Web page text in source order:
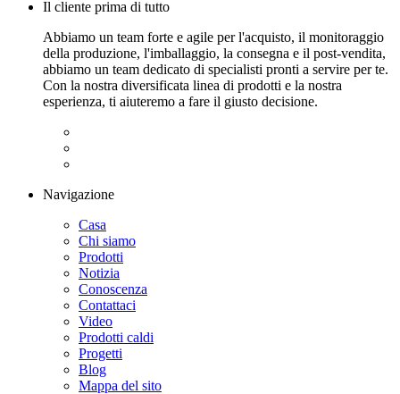
Il cliente prima di tutto
Abbiamo un team forte e agile per l'acquisto, il monitoraggio
della produzione, l'imballaggio, la consegna e il post-vendita,
abbiamo un team dedicato di specialisti pronti a servire per te.
Con la nostra diversificata linea di prodotti e la nostra
esperienza, ti aiuteremo a fare il giusto decisione.
Navigazione
Casa
Chi siamo
Prodotti
Notizia
Conoscenza
Contattaci
Video
Prodotti caldi
Progetti
Blog
Mappa del sito